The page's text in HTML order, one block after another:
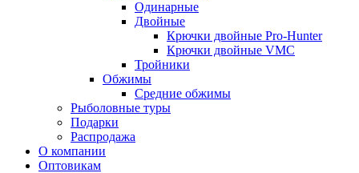
Одинарные
Двойные
Крючки двойные Pro-Hunter
Крючки двойные VMC
Тройники
Обжимы
Средние обжимы
Рыболовные туры
Подарки
Распродажа
О компании
Оптовикам